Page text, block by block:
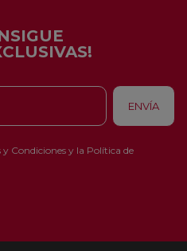
y Condiciones y la Política de